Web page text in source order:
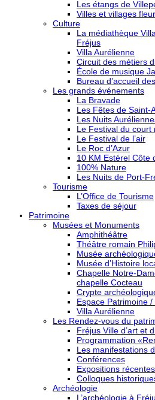
Les étangs de
Villes et villages
Culture
La médiathèque
Fréjus
Villa Aurélienne
Circuit des métiers
École de musique
Bureau d’accueil
Les grands événements
La Bravade
Les Fêtes de Saint-
Les Nuits
Le Festival du court
Le Festival de l’air
Le Roc d’Azur
10 KM Estérel Côte
100% Nature
Les Nuits de Port-
Tourisme
L’Office de Tourisme
Taxes de séjour
Patrimoine
Musées et Monuments
Amphithéâtre
Théâtre romain
Musée
Musée d’Histoire
Chapelle Notre-
chapelle Cocteau
Crypte
Espace Patrimoine
Villa Aurélienne
Les Rendez-vous du
Fréjus Ville d’art et
Programmation
Les manifestations
Conférences
Expositions récentes
Colloques
Archéologie
L’archéologie à